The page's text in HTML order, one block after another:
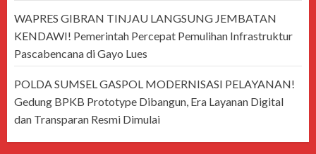
WAPRES GIBRAN TINJAU LANGSUNG JEMBATAN
KENDAWI! Pemerintah Percepat Pemulihan Infrastruktur
Pascabencana di Gayo Lues
POLDA SUMSEL GASPOL MODERNISASI PELAYANAN!
Gedung BPKB Prototype Dibangun, Era Layanan Digital
dan Transparan Resmi Dimulai